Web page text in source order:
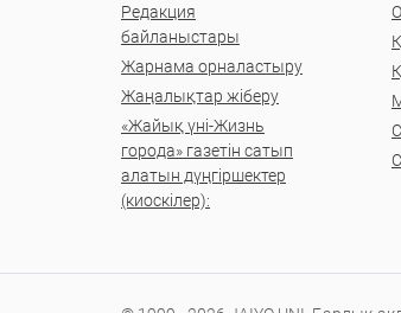
Редакция
байланыстары
Жарнама орналастыру
Жаңалықтар жіберу
«Жайық үні-Жизнь
города» газетін сатып
алатын дүңгіршектер
(киоскілер):